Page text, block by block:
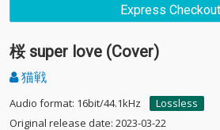
Express Checkout
桜 super love (Cover)
猫戦
Audio format: 16bit/44.1kHz
Lossless
Original release date: 2023-03-22